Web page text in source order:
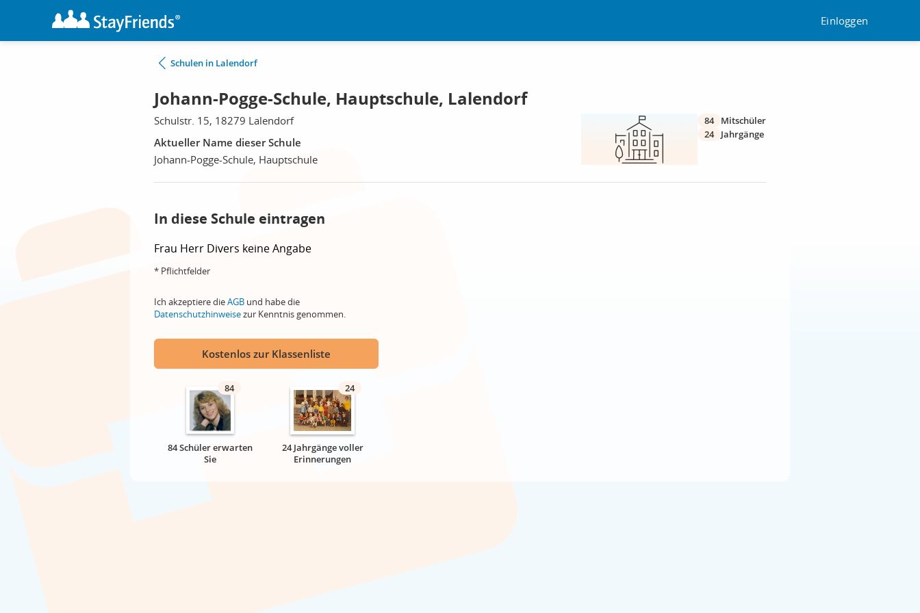
Einloggen
Schulen in Lalendorf
Johann-Pogge-Schule, Hauptschule, Lalendorf
Schulstr. 15, 18279 Lalendorf
Aktueller Name dieser Schule
Johann-Pogge-Schule, Hauptschule
84
Mitschüler
24
Jahrgänge
In diese Schule eintragen
Frau Herr Divers keine Angabe
* Pflichtfelder
Ich akzeptiere dieAGB und habe die
Datenschutzhinweisezur Kenntnis genommen.
Kostenlos zur Klassenliste
84
84 Schüler erwarten
Sie
24
24 Jahrgänge voller
Erinnerungen